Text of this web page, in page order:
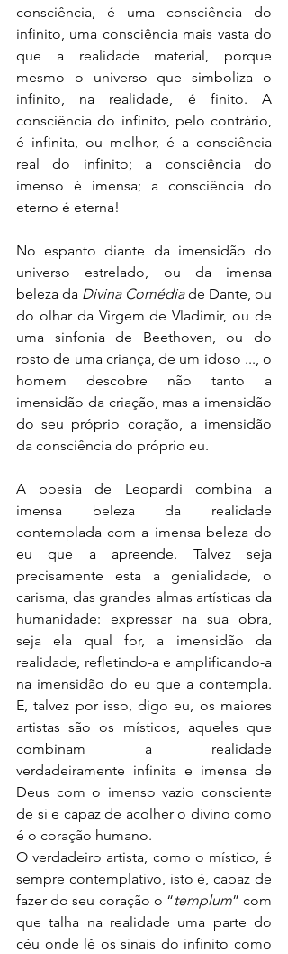
consciência, é uma consciência do
infinito, uma consciência mais vasta do
que a realidade material, porque
mesmo o universo que simboliza o
infinito, na realidade, é finito. A
consciência do infinito, pelo contrário,
é infinita, ou melhor, é a consciência
real do infinito; a consciência do
imenso é imensa; a consciência do
eterno é eterna!
No espanto diante da imensidão do
universo estrelado, ou da imensa
beleza da Divina Comédia de Dante, ou
do olhar da Virgem de Vladimir, ou de
uma sinfonia de Beethoven, ou do
rosto de uma criança, de um idoso ..., o
homem descobre não tanto a
imensidão da criação, mas a imensidão
do seu próprio coração, a imensidão
da consciência do próprio eu.
A poesia de Leopardi combina a
imensa beleza da realidade
contemplada com a imensa beleza do
eu que a apreende. Talvez seja
precisamente esta a genialidade, o
carisma, das grandes almas artísticas da
humanidade: expressar na sua obra,
seja ela qual for, a imensidão da
realidade, refletindo-a e amplificando-a
na imensidão do eu que a contempla.
E, talvez por isso, digo eu, os maiores
artistas são os místicos, aqueles que
combinam a realidade
verdadeiramente infinita e imensa de
Deus com o imenso vazio consciente
de si e capaz de acolher o divino como
é o coração humano.
O verdadeiro artista, como o místico, é
sempre contemplativo, isto é, capaz de
fazer do seu coração o “templum” com
que talha na realidade uma parte do
céu onde lê os sinais do infinito como